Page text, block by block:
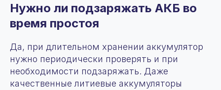
Нужно ли подзаряжать АКБ во
время простоя
Да, при длительном хранении аккумулятор
нужно периодически проверять и при
необходимости подзаряжать. Даже
качественные литиевые аккумуляторы